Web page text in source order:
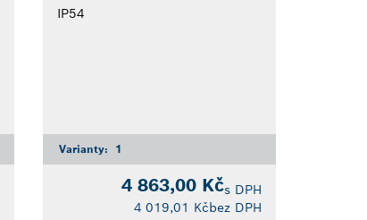
IP54
Varianty: 1
4 863,00 Kčs DPH
4 019,01 Kčbez DPH